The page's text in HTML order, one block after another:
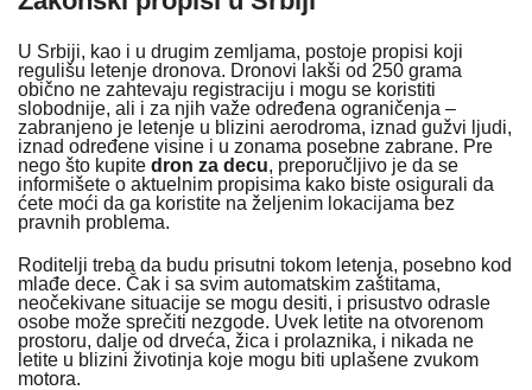
U Srbiji, kao i u drugim zemljama, postoje propisi koji
regulišu letenje dronova. Dronovi lakši od 250 grama
obično ne zahtevaju registraciju i mogu se koristiti
slobodnije, ali i za njih važe određena ograničenja –
zabranjeno je letenje u blizini aerodroma, iznad gužvi ljudi,
iznad određene visine i u zonama posebne zabrane. Pre
nego što kupite dron za decu, preporučljivo je da se
informišete o aktuelnim propisima kako biste osigurali da
ćete moći da ga koristite na željenim lokacijama bez
pravnih problema.
Roditelji treba da budu prisutni tokom letenja, posebno kod
mlađe dece. Čak i sa svim automatskim zaštitama,
neočekivane situacije se mogu desiti, i prisustvo odrasle
osobe može sprečiti nezgode. Uvek letite na otvorenom
prostoru, dalje od drveća, žica i prolaznika, i nikada ne
letite u blizini životinja koje mogu biti uplašene zvukom
motora.